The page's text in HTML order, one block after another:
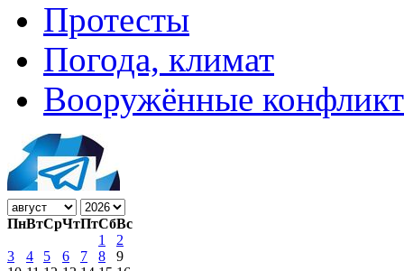
Протесты
Погода, климат
Вооружённые
ПнВтСрЧтПтСбВс
1
2
3
4 5 6 7 8
9